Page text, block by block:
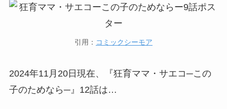
引用： コミックシーモア
2024年11月20日現在、『狂育ママ・サエコ─この
子のためなら─』12話は…